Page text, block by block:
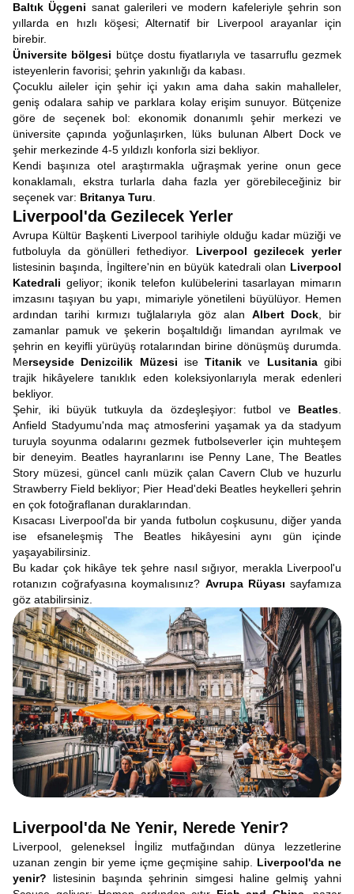
Baltık Üçgeni sanat galerileri ve modern kafeleriyle şehrin son
yıllarda en hızlı köşesi; Alternatif bir Liverpool arayanlar için
birebir.
Üniversite bölgesi bütçe dostu fiyatlarıyla ve tasarruflu gezmek
isteyenlerin favorisi; şehrin yakınlığı da kabası.
Çocuklu aileler için şehir içi yakın ama daha sakin mahalleler,
geniş odalara sahip ve parklara kolay erişim sunuyor. Bütçenize
göre de seçenek bol: ekonomik donanımlı şehir merkezi ve
üniversite çapında yoğunlaşırken, lüks bulunan Albert Dock ve
şehir merkezinde 4-5 yıldızlı konforla sizi bekliyor.
Kendi başınıza otel araştırmakla uğraşmak yerine onun gece
konaklamalı, ekstra turlarla daha fazla yer görebileceğiniz bir
seçenek var: Britanya Turu
Liverpool'da Gezilecek Yerler
Avrupa Kültür Başkenti Liverpool tarihiyle olduğu kadar müziği ve
futboluyla da gönülleri fethediyor. Liverpool gezilecek yerler
listesinin başında, İngiltere'nin en büyük katedrali olan Liverpool
Katedrali geliyor; ikonik telefon kulübelerini tasarlayan mimarın
imzasını taşıyan bu yapı, mimariyle yönetileni büyülüyor. Hemen
ardından tarihi kırmızı tuğlalarıyla göz alan Albert Dock , bir
zamanlar pamuk ve şekerin boşaltıldığı limandan ayrılmak ve
şehrin en keyifli yürüyüş rotalarından birine dönüşmüş durumda.
Merseyside Denizcilik Müzesi iseTitanik ve Lusitaniagibi
trajik hikâyelere tanıklık eden koleksiyonlarıyla merak edenleri
bekliyor.
Şehir, iki büyük tutkuyla da özdeşleşiyor: futbol ve Beatles
Anfield Stadyumu'nda maç atmosferini yaşamak ya da stadyum
turuyla soyunma odalarını gezmek futbolseverler için muhteşem
bir deneyim. Beatles hayranlarını ise Penny Lane, The Beatles
Story müzesi, güncel canlı müzik çalan Cavern Club ve huzurlu
Strawberry Field bekliyor; Pier Head'deki Beatles heykelleri şehrin
en çok fotoğraflanan duraklarından.
Kısacası Liverpool'da bir yanda futbolun coşkusunu, diğer yanda
ise efsaneleşmiş The Beatles hikâyesini aynı gün içinde
yaşayabilirsiniz.
Bu kadar çok hikâye tek şehre nasıl sığıyor, merakla Liverpool'u
rotanızın coğrafyasına koymalısınız? Avrupa Rüyasısayfamıza
göz atabilirsiniz.
Liverpool'da Ne Yenir, Nerede Yenir?
Liverpool, geleneksel İngiliz mutfağından dünya lezzetlerine
uzanan zengin bir yeme içme geçmişine sahip. Liverpool'da ne
yenir? listesinin başında şehrinin simgesi haline gelmiş yahni